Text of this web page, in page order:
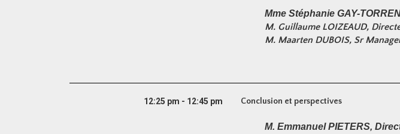
Mme Stéphanie GAY-
M. Guillaume LOIZEAUD,
M. Maarten DUBOIS, Sr
12:25 pm - 12:45 pm Conclusion et perspectives
M. Emmanuel PIETERS,